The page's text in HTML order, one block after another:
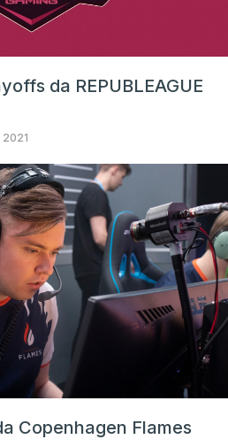
da REPUBLEAGUE
2021
Copenhagen Flames